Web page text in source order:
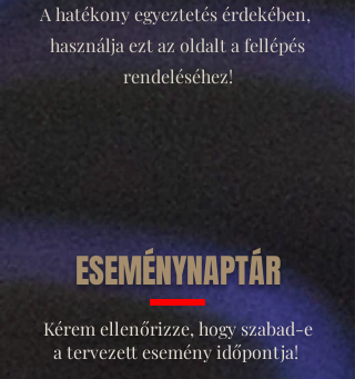
A hatékony egyeztetés érdekében,
használja ezt az oldalt a fellépés
rendeléséhez!
ESEMÉNYNAPTÁR
Kérem ellenőrizze, hogy szabad-e
a tervezett esemény időpontja!